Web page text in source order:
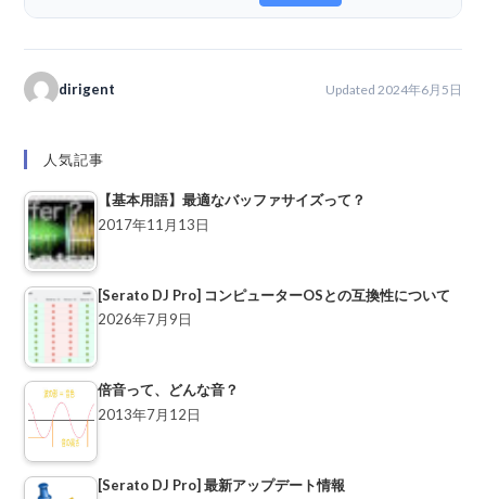
dirigent Updated 2024年6月5日
人気記事
【基本用語】最適なバッファサイズって？
2017年11月13日
[Serato DJ Pro] コンピューターOSとの互換性について
2026年7月9日
倍音って、どんな音？
2013年7月12日
[Serato DJ Pro] 最新アップデート情報